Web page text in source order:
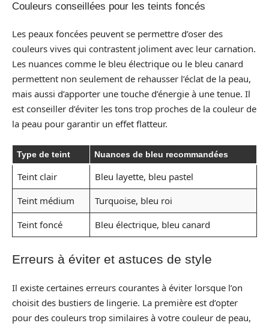
Couleurs conseillées pour les teints foncés
Les peaux foncées peuvent se permettre d’oser des
couleurs vives qui contrastent joliment avec leur carnation.
Les nuances comme le bleu électrique ou le bleu canard
permettent non seulement de rehausser l’éclat de la peau,
mais aussi d’apporter une touche d’énergie à une tenue. Il
est conseiller d’éviter les tons trop proches de la couleur de
la peau pour garantir un effet flatteur.
Type de teint Nuances de bleu recommandées
Teint clair
Bleu layette, bleu pastel
Teint médium
Turquoise, bleu roi
Teint foncé
Bleu électrique, bleu canard
Erreurs à éviter et astuces de style
Il existe certaines erreurs courantes à éviter lorsque l’on
choisit des bustiers de lingerie. La première est d’opter
pour des couleurs trop similaires à votre couleur de peau,